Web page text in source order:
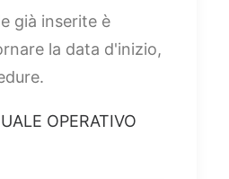
già inserite è
la data d'inizio,
OPERATIVO